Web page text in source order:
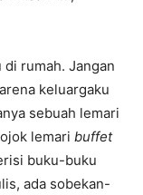
rumah. Jangan
keluargaku
sebuah lemari
lemari buffet
buku-buku
ada sobekan-